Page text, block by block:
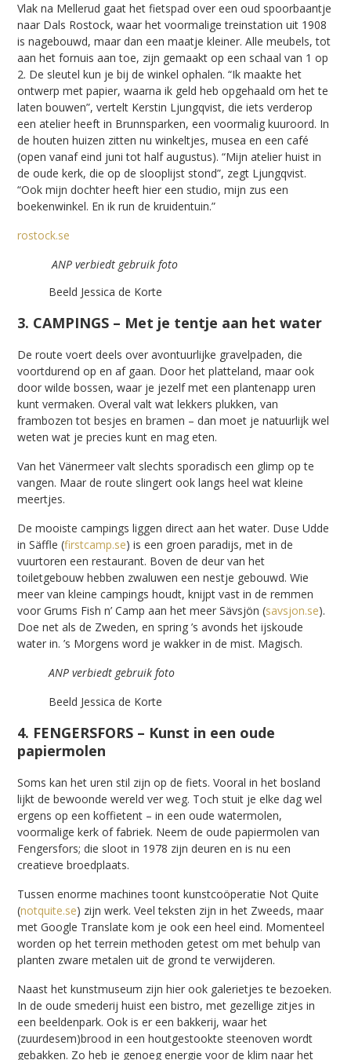
Vlak na Mellerud gaat het fietspad over een oud spoorbaantje
naar Dals Rostock, waar het voormalige treinstation uit 1908
is nagebouwd, maar dan een maatje kleiner. Alle meubels, tot
aan het fornuis aan toe, zijn gemaakt op een schaal van 1 op
2. De sleutel kun je bij de winkel ophalen. “Ik maakte het
ontwerp met papier, waarna ik geld heb opgehaald om het te
laten bouwen”, vertelt Kerstin Ljungqvist, die iets verderop
een atelier heeft in Brunnsparken, een voormalig kuuroord. In
de houten huizen zitten nu winkeltjes, musea en een café
(open vanaf eind juni tot half augustus). “Mijn atelier huist in
de oude kerk, die op de slooplijst stond”, zegt Ljungqvist.
“Ook mijn dochter heeft hier een studio, mijn zus een
boekenwinkel. En ik run de kruidentuin.”
rostock.se
ANP verbiedt gebruik foto
Beeld Jessica de Korte
3. CAMPINGS – Met je tentje aan het water
De route voert deels over avontuurlijke gravelpaden, die
voortdurend op en af gaan. Door het platteland, maar ook
door wilde bossen, waar je jezelf met een plantenapp uren
kunt vermaken. Overal valt wat lekkers plukken, van
frambozen tot besjes en bramen – dan moet je natuurlijk wel
weten wat je precies kunt en mag eten.
Van het Vänermeer valt slechts sporadisch een glimp op te
vangen. Maar de route slingert ook langs heel wat kleine
meertjes.
De mooiste campings liggen direct aan het water. Duse Udde
in Säffle (firstcamp.se) is een groen paradijs, met in de
vuurtoren een restaurant. Boven de deur van het
toiletgebouw hebben zwaluwen een nestje gebouwd. Wie
meer van kleine campings houdt, knijpt vast in de remmen
voor Grums Fish n’ Camp aan het meer Sävsjön (savsjon.se).
Doe net als de Zweden, en spring ’s avonds het ijskoude
water in. ’s Morgens word je wakker in de mist. Magisch.
ANP verbiedt gebruik foto
Beeld Jessica de Korte
4. FENGERSFORS – Kunst in een oude
papiermolen
Soms kan het uren stil zijn op de fiets. Vooral in het bosland
lijkt de bewoonde wereld ver weg. Toch stuit je elke dag wel
ergens op een koffietent – in een oude watermolen,
voormalige kerk of fabriek. Neem de oude papiermolen van
Fengersfors; die sloot in 1978 zijn deuren en is nu een
creatieve broedplaats.
Tussen enorme machines toont kunstcoöperatie Not Quite
(notquite.se) zijn werk. Veel teksten zijn in het Zweeds, maar
met Google Translate kom je ook een heel eind. Momenteel
worden op het terrein methoden getest om met behulp van
planten zware metalen uit de grond te verwijderen.
Naast het kunstmuseum zijn hier ook galerietjes te bezoeken.
In de oude smederij huist een bistro, met gezellige zitjes in
een beeldenpark. Ook is er een bakkerij, waar het
(zuurdesem)brood in een houtgestookte steenoven wordt
gebakken. Zo heb je genoeg energie voor de klim naar het